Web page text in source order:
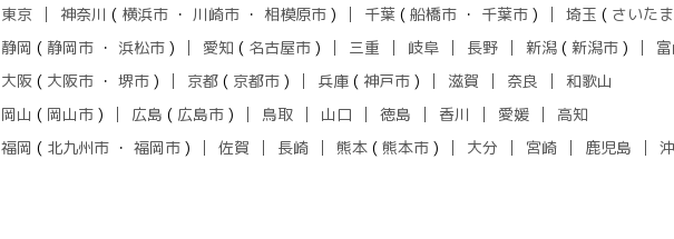
東京 神奈川 ( 横浜市 ・ 川崎市 ・ 相模原市 ) 千葉 ( 船橋市 ・ 千葉市 ) 埼玉 ( さいた
静岡 ( 静岡市 ・ 浜松市 ) 愛知 ( 名古屋市 ) 三重 岐阜 長野 新潟 ( 新潟市 )
大阪 ( 大阪市 ・ 堺市 ) 京都 ( 京都市 ) 兵庫 ( 神戸市 ) 滋賀 奈良
和歌山
岡山 ( 岡山市 ) 広島 ( 広島市 ) 鳥取 山口 徳島 香川 愛媛
高知
福岡 ( 北九州市 ・ 福岡市 ) 佐賀 長崎 熊本 ( 熊本市 ) 大分 宮崎 鹿児島